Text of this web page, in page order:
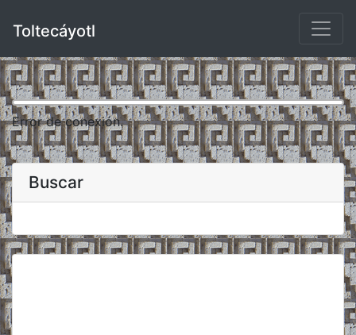
Toltecáyotl
Error de conexión.
Buscar